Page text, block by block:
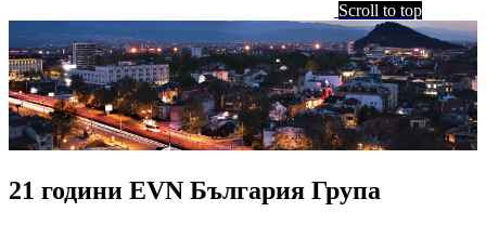
Scroll to top
21 години EVN България Група